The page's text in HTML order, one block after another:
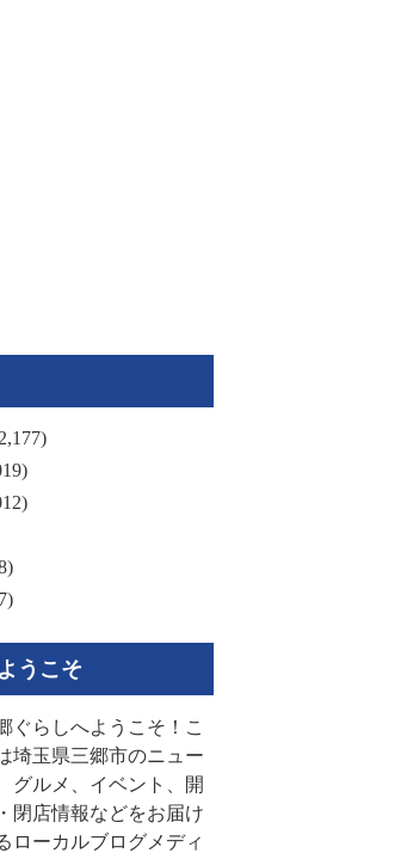
うこそ
ぐらしへようこそ！こ
埼玉県三郷市のニュー
グルメ、イベント、開
閉店情報などをお届け
ローカルブログメディ